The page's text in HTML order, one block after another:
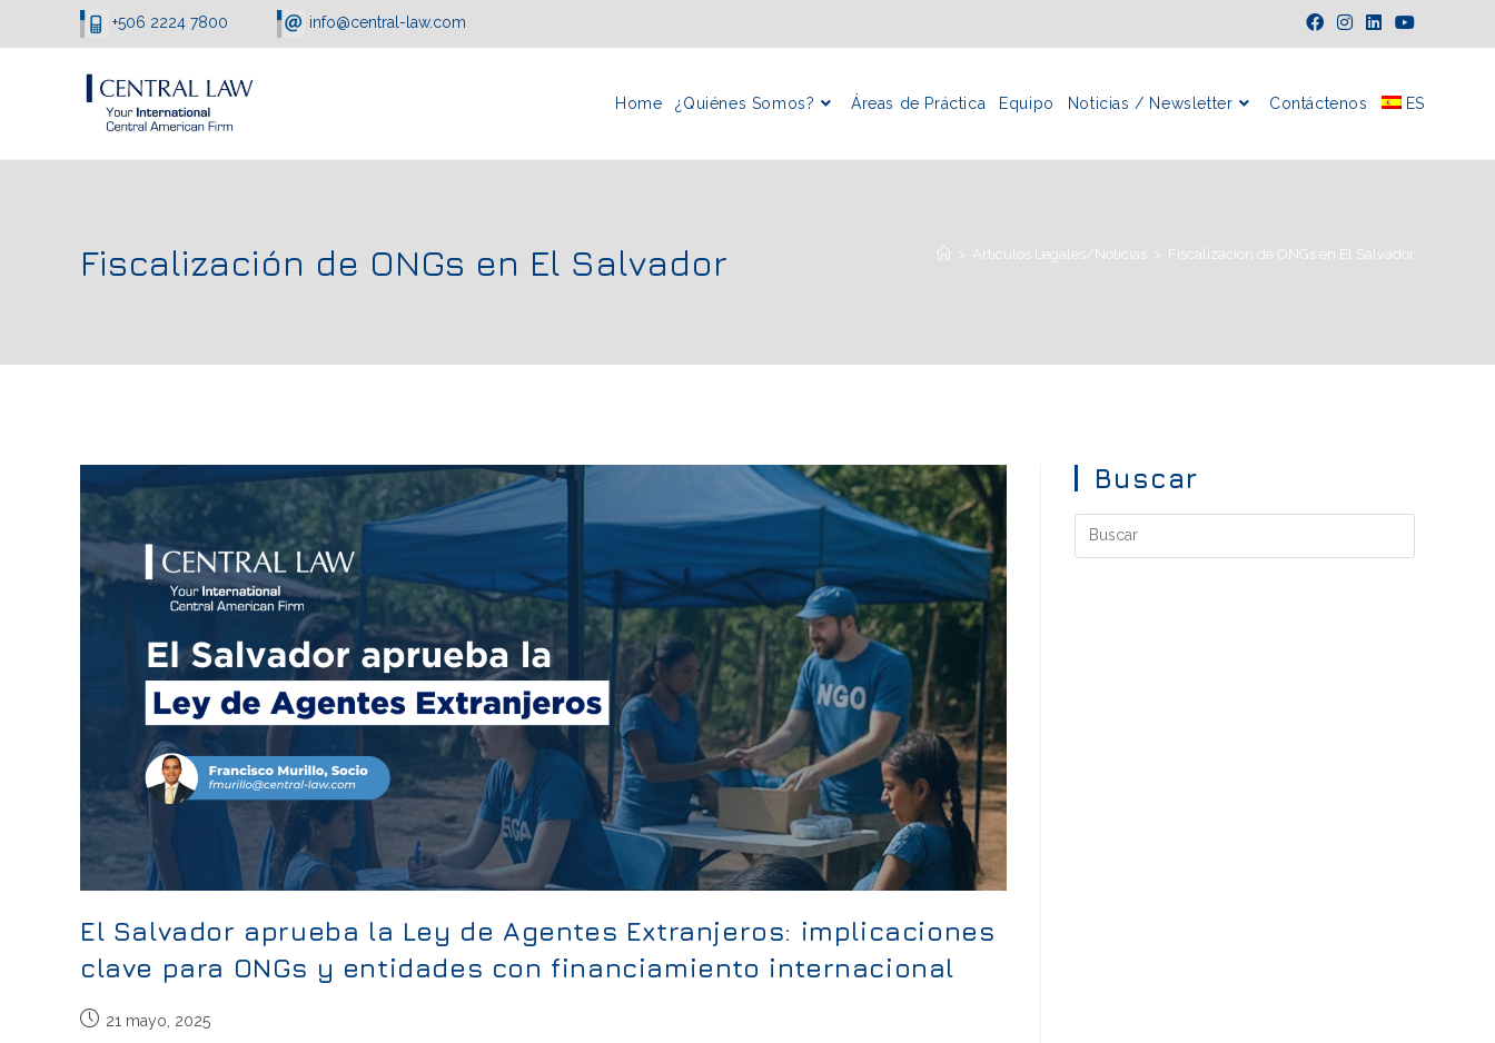
+506 2224 7800 info@central-law.com
Home ¿Quiénes Somos? Áreas de Práctica Equipo Noticias / Newsletter Contáctenos ES
Fiscalización de ONGs en El Salvador > Artículos Legales/Noticias > Fiscalización de ONGs en El Salvador
El Salvador aprueba la Ley de Agentes Extranjeros: implicaciones
clave para ONGs y entidades con financiamiento internacional
21 mayo, 2025
Buscar